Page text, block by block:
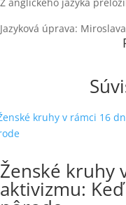
Jazyková úprava:
Ženské kruhy
aktivizmu: